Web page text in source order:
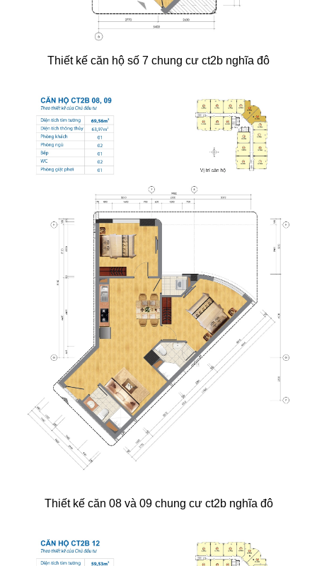
Thiết kế căn hộ số 7 chung cư ct2b nghĩa đô
Thiết kế căn 08 và 09 chung cư ct2b nghĩa đô